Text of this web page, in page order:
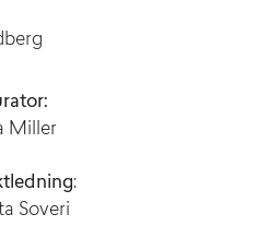
Miller
:
Soveri